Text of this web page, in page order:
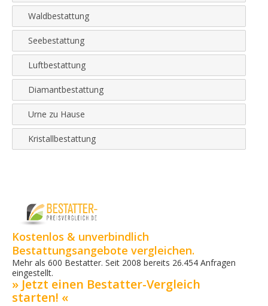
Waldbestattung
Seebestattung
Luftbestattung
Diamantbestattung
Urne zu Hause
Kristallbestattung
Kostenlos & unverbindlich
Bestattungsangebote vergleichen.
Mehr als 600 Bestatter. Seit 2008 bereits 26.454 Anfragen
eingestellt.
» Jetzt einen Bestatter-Vergleich
starten! «